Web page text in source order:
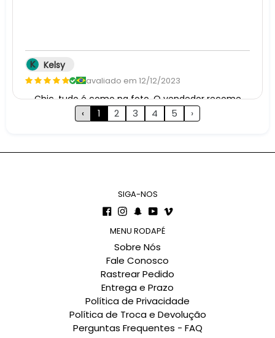
K Kelsy
avaliado em 12/12/2023
Chic, tudo é como na foto. O vendedor recomenda
avaliado em 10/12/2023
avaliado em 08/12/2023
Exatamente como na foto! Não demorou tanto.
‹ 1 2 3 4 5 ›
SIGA-NOS
Facebook
Instagram
Snapchat
YouTube
Vimeo
MENU RODAPÉ
Sobre Nós
Fale Conosco
Rastrear Pedido
Entrega e Prazo
Política de Privacidade
Política de Troca e Devolução
Perguntas Frequentes - FAQ